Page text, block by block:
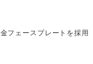
フェースプレートを採用